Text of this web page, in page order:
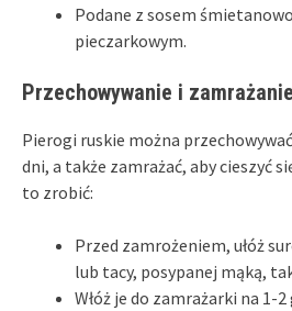
Podane z sosem
pieczarkowym.
Przechowywanie i
Pierogi ruskie można
dni, a także zamrażać, aby cieszyć
to zrobić:
Przed zamrożeniem, ułóż
lub tacy, posypanej mąką,
Włóż je do zamrażarki na 1-